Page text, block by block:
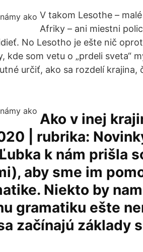
V takom Lesothe –
Afriky – ani miestni
No Lesotho je ešte nič
kde som vetu o „prdeli sveta“
určiť, ako sa rozdelí krajina,
Ako v inej
| rubrika:
k nám prišla
aby sme im
Niekto by
gramatiku ešte
začínajú základy